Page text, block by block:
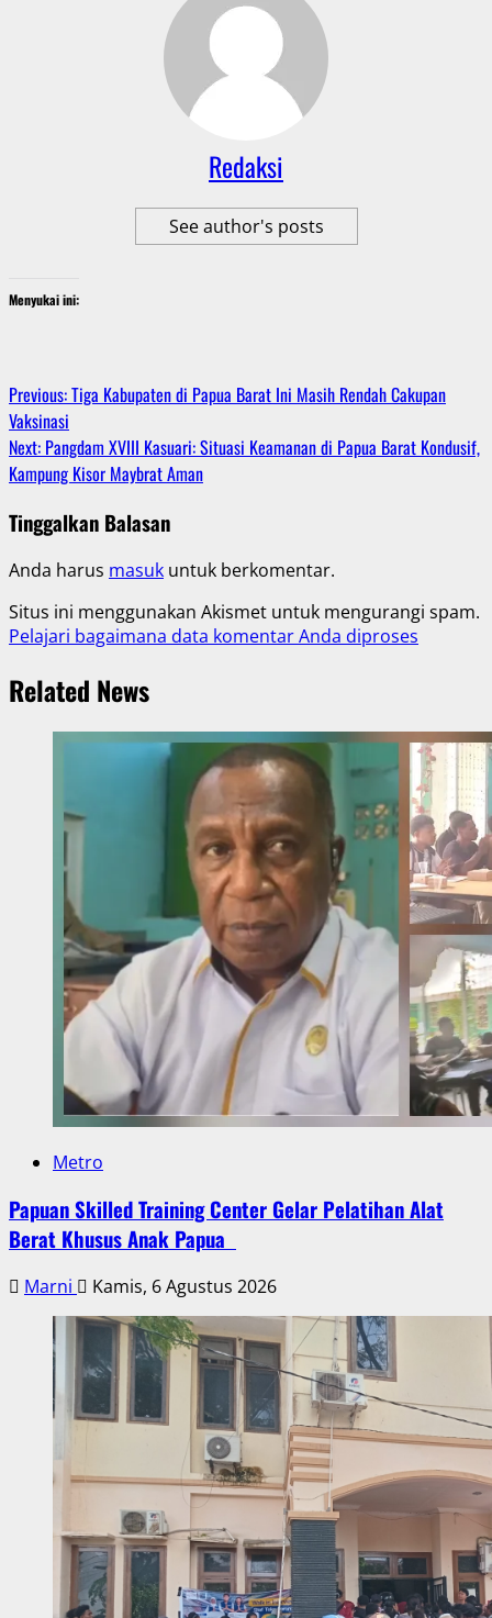
Redaksi
See author's posts
Menyukai ini:
Post
navigation
Previous:Tiga Kabupaten di Papua Barat Ini Masih Rendah Cakupan
Vaksinasi
Next: Pangdam XVIII Kasuari: Situasi Keamanan di Papua Barat Kondusif,
Kampung Kisor Maybrat Aman
Tinggalkan Balasan
Anda harus masuk untuk berkomentar.
Situs ini menggunakan Akismet untuk mengurangi spam.
Pelajari bagaimana data komentar Anda diproses
Related News
Metro
Papuan Skilled Training Center Gelar Pelatihan Alat
Berat Khusus Anak Papua
Marni Kamis, 6 Agustus 2026